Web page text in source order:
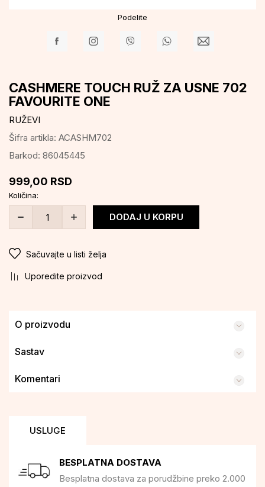
Podelite
CASHMERE TOUCH RUŽ ZA USNE 702
FAVOURITE ONE
RUŽEVI
Šifra artikla: ACASHM702
Barkod: 86045445
999,00 RSD
Količina:
DODAJ U KORPU
Sačuvajte u listi želja
Uporedite proizvod
O proizvodu
Sastav
Komentari
USLUGE
BESPLATNA DOSTAVA
Besplatna dostava za porudžbine preko 2.000